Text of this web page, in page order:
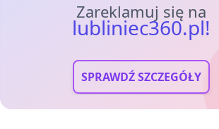
Zareklamuj się na
lubliniec360.pl!
SPRAWDŹ SZCZEGÓŁY